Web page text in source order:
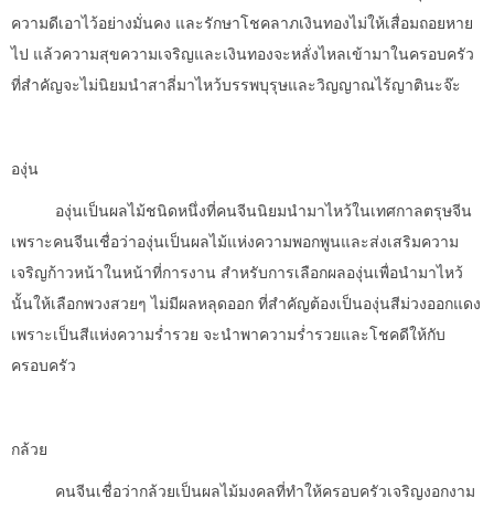
ความดีเอาไว้อย่างมั่นคง และรักษาโชคลาภเงินทองไม่ให้เสื่อมถอยหาย
ไป แล้วความสุขความเจริญและเงินทองจะหลั่งไหลเข้ามาในครอบครัว
ที่สำคัญจะไม่นิยมนำสาลี่มาไหว้บรรพบุรุษและวิญญาณไร้ญาตินะจ๊ะ
องุ่น
องุ่นเป็นผลไม้ชนิดหนึ่งที่คนจีนนิยมนำมาไหว้ในเทศกาลตรุษจีน
เพราะคนจีนเชื่อว่าองุ่นเป็นผลไม้แห่งความพอกพูนและส่งเสริมความ
เจริญก้าวหน้าในหน้าที่การงาน สำหรับการเลือกผลองุ่นเพื่อนำมาไหว้
นั้นให้เลือกพวงสวยๆ ไม่มีผลหลุดออก ที่สำคัญต้องเป็นองุ่นสีม่วงออกแดง
เพราะเป็นสีแห่งความร่ำรวย จะนำพาความร่ำรวยและโชคดีให้กับ
ครอบครัว
กล้วย
คนจีนเชื่อว่ากล้วยเป็นผลไม้มงคลที่ทำให้ครอบครัวเจริญงอกงาม